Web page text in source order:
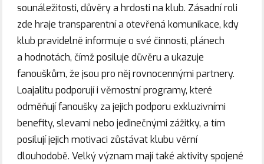
sounáležitosti, důvěry a hrdosti na klub. Zásadní roli
zde hraje transparentní a otevřená komunikace, kdy
klub pravidelně informuje o své činnosti, plánech
a hodnotách, čímž posiluje důvěru a ukazuje
fanouškům, že jsou pro něj rovnocennými partnery.
Loajalitu podporují i věrnostní programy, které
odměňují fanoušky za jejich podporu exkluzivními
benefity, slevami nebo jedinečnými zážitky, a tím
posilují jejich motivaci zůstávat klubu věrní
dlouhodobě. Velký význam mají také aktivity spojené